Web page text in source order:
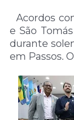
Acordos
e São
durante
em Passos.